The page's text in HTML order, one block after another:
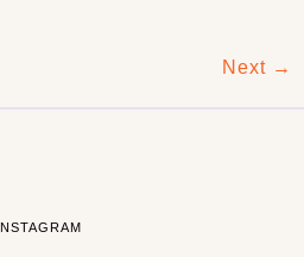
Next →
INSTAGRAM